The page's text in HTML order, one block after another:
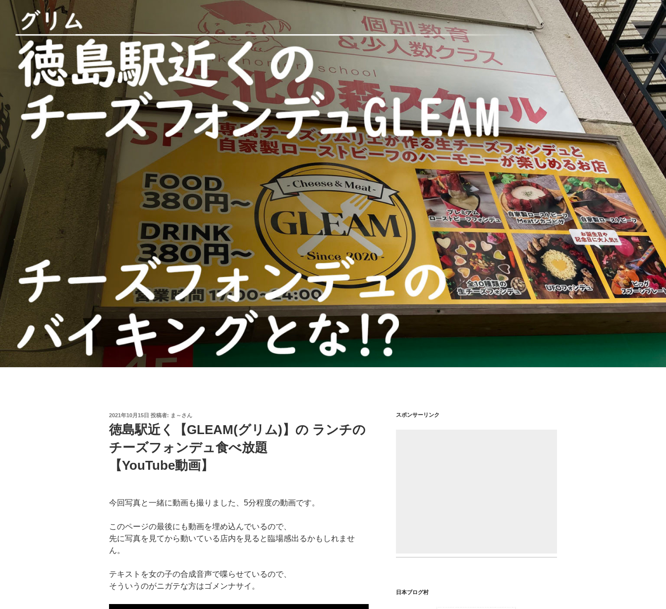
投
稿
日:
2021年10月15日 投稿者: ま～さん
徳島駅近く【GLEAM(グリム)】の ランチの
チーズフォンデュ食べ放題
【YouTube動画】
今回写真と一緒に動画も撮りました、5分程度の動画です。
このページの最後にも動画を埋め込んでいるので、
先に写真を見てから動いている店内を見ると臨場感出るかもしれませ
ん。
テキストを女の子の合成音声で喋らせているので、
そういうのがニガテな方はゴメンナサイ。
スポンサーリンク
日本ブログ村